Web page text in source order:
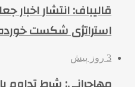
قالیباف: انتشار
استراتژی شکست
3 روز پیش